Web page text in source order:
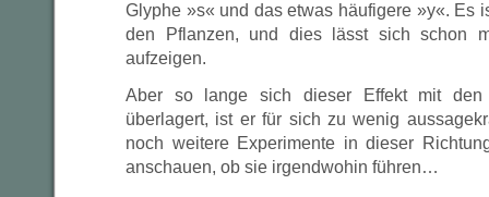
Glyphe »s« und das etwas häufigere »y«. Es
den Pflanzen, und dies lässt sich schon
aufzeigen.
Aber so lange sich dieser Effekt mit den
überlagert, ist er für sich zu wenig
noch weitere Experimente in dieser
anschauen, ob sie irgendwohin führen…